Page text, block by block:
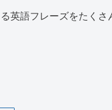
英語フレーズをたく